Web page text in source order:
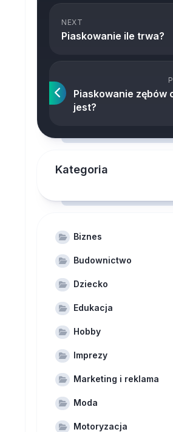
NEXT
Piaskowanie ile trwa?
Piaskowanie zębów
jest?
Kategoria
Biznes
Budownictwo
Dziecko
Edukacja
Hobby
Imprezy
Marketing i reklama
Moda
Motoryzacja